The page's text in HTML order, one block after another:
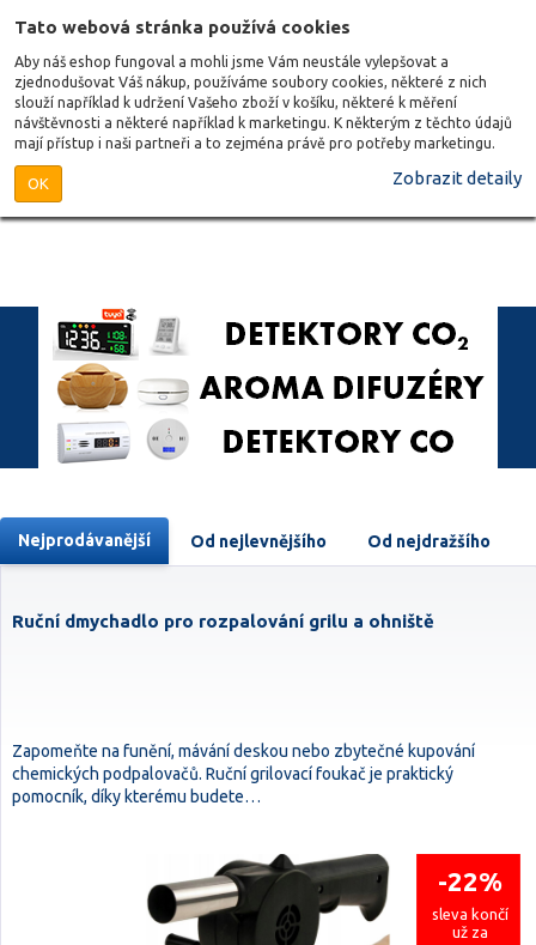
Tato webová stránka používá cookies
Aby náš eshop fungoval a mohli jsme Vám neustále vylepšovat a
zjednodušovat Váš nákup, používáme soubory cookies, některé z nich
slouží například k udržení Vašeho zboží v košíku, některé k měření
návštěvnosti a některé například k marketingu. K některým z těchto údajů
mají přístup i naši partneři a to zejména právě pro potřeby marketingu.
OK Zobrazit detaily
Nejprodávanější Od nejlevnějšího Od nejdražšího
Ruční dmychadlo pro rozpalování grilu a ohniště
Zapomeňte na funění, mávání deskou nebo zbytečné kupování
chemických podpalovačů. Ruční grilovací foukač je praktický
pomocník, díky kterému budete…
-22%
sleva končí
už za